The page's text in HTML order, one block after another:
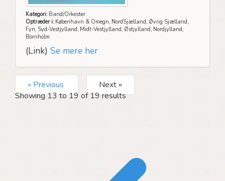
Kategori:Band/Orkester
Optræder i:København & Omegn, NordSjælland, Øvrig Sjælland,
Fyn, Syd-Vestjylland, Midt-Vestjylland, Østjylland, Nordjylland,
Bornholm
(Link) Se mere her
« Previous
Next »
Showing13to19 of19results